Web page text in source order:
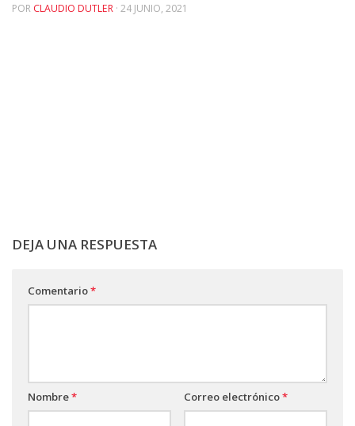
POR CLAUDIO DUTLER · 24 JUNIO, 2021
DEJA UNA RESPUESTA
Comentario*
Nombre* Correo electrónico*